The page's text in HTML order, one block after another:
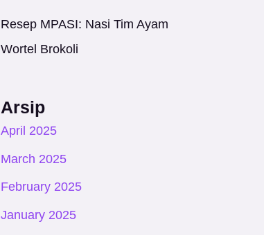
Resep MPASI: Nasi Tim Ayam
Wortel Brokoli
Arsip
April 2025
March 2025
February 2025
January 2025